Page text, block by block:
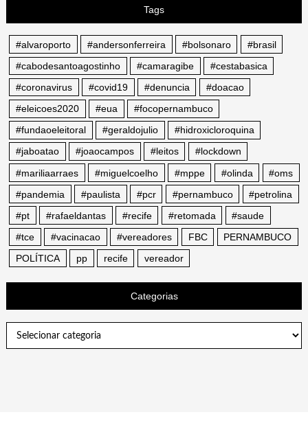
Tags
#alvaroporto #andersonferreira #bolsonaro
#brasil
#cabodesantoagostinho
#camaragibe
#cestabasica
#coronavirus
#covid19 #denuncia
#doacao
#eleicoes2020
#eua
#focopernambuco
#fundaoeleitoral
#geraldojulio
#hidroxicloroquina
#jaboatao
#joaocampos #leitos
#lockdown
#mariliaarraes
#miguelcoelho #mppe #olinda
#oms
#pandemia
#paulista #pcr #pernambuco
#petrolina
#pt
#rafaeldantas #recife #retomada
#saude
#tce
#vacinacao #vereadores FBC
PERNAMBUCO
POLÍTICA
pp recife vereador
Categorias